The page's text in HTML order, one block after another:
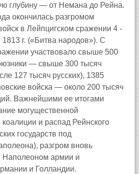
глубину — от Немана до Рейна.
окончилась разгромом
в Лейпцигском сражении 4 -
1813 г. («Битва народов»). С
участвовало свыше 500
— свыше 300 тысяч
127 тысяч русских), 1385
войска — около 200 тысяч
Важнейшими ее итогами
могущественной
и распад Рейнского
государств под
разгром вновь
армии и
и Голландии.